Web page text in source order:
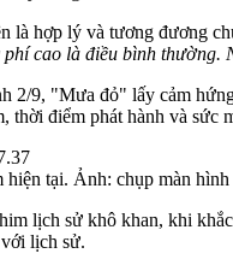
là hợp lý và tương đương
cao là điều bình thường.
2/9, "Mưa đỏ" lấy cảm
thời điểm phát hành và sức
tại. Ảnh: chụp màn hình
lịch sử khô khan, khi
lịch sử.